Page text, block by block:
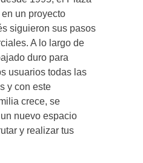
un proyecto
siguieron sus pasos
A lo largo de
duro para
usuarios todas las
y con este
crece, se
nuevo espacio
y realizar tus